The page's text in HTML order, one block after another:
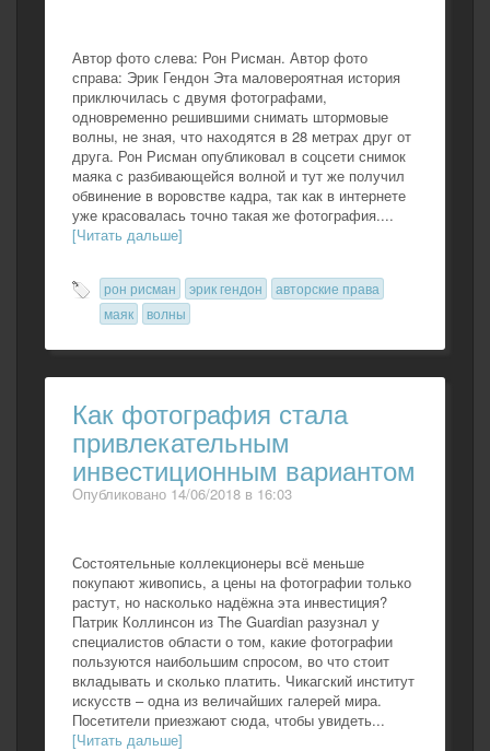
Автор фото слева: Рон Рисман. Автор фото
справа: Эрик Гендон Эта маловероятная история
приключилась с двумя фотографами,
одновременно решившими снимать штормовые
волны, не зная, что находятся в 28 метрах друг от
друга. Рон Рисман опубликовал в соцсети снимок
маяка с разбивающейся волной и тут же получил
обвинение в воровстве кадра, так как в интернете
уже красовалась точно такая же фотография....
[Читать дальше]
рон рисман эрик гендон
авторские права
маяк
волны
Как фотография стала
привлекательным
инвестиционным вариантом
Опубликовано 14/06/2018 в 16:03
Состоятельные коллекционеры всё меньше
покупают живопись, а цены на фотографии только
растут, но насколько надёжна эта инвестиция?
Патрик Коллинсон из The Guardian разузнал у
специалистов области о том, какие фотографии
пользуются наибольшим спросом, во что стоит
вкладывать и сколько платить. Чикагский институт
искусств – одна из величайших галерей мира.
Посетители приезжают сюда, чтобы увидеть...
[Читать дальше]